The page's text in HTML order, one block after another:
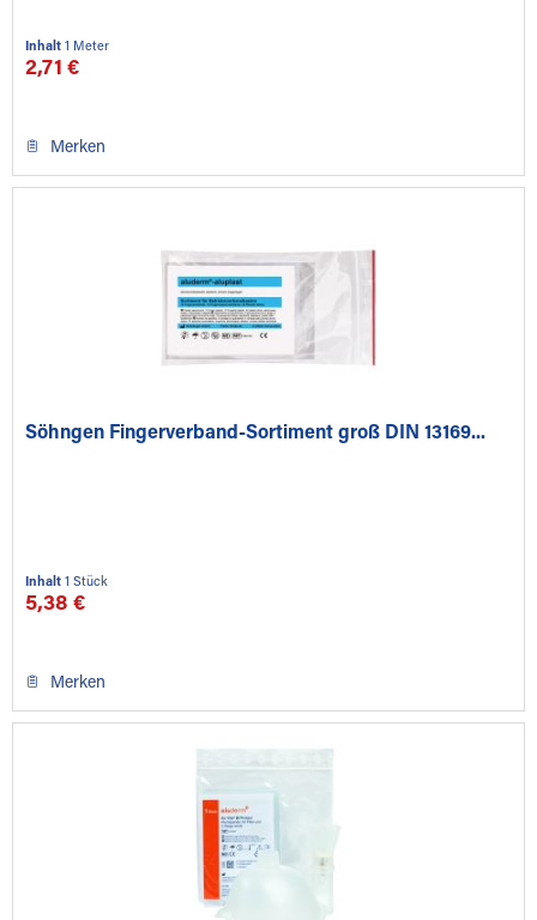
Inhalt1 Meter
2,71 €
Merken
Söhngen Fingerverband-Sortiment groß DIN 13169...
Inhalt1 Stück
5,38 €
Merken